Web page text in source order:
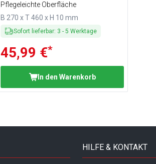
Pflegeleichte Oberfläche
B 270 x T 460 x H 10 mm
Sofort lieferbar: 3 -5 Werktage
45,99 €*
In den Warenkorb
HILFE & KONTAKT